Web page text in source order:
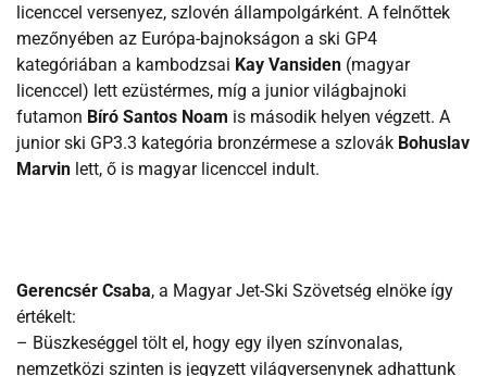
licenccel versenyez, szlovén állampolgárként. A felnőttek
mezőnyében az Európa-bajnokságon a ski GP4
kategóriában a kambodzsai Kay Vansiden (magyar
licenccel) lett ezüstérmes, míg a junior világbajnoki
futamon Bíró Santos Noam is második helyen végzett. A
junior ski GP3.3 kategória bronzérmese a szlovák Bohuslav
Marvin lett, ő is magyar licenccel indult.
Gerencsér Csaba, a Magyar Jet-Ski Szövetség elnöke így
értékelt:
– Büszkeséggel tölt el, hogy egy ilyen színvonalas,
nemzetközi szinten is jegyzett világversenynek adhattunk